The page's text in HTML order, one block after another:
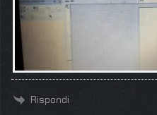
Rispondi